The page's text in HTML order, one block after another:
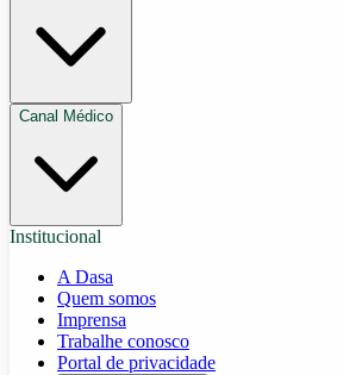
Canal Médico
Institucional
A Dasa
Quem somos
Imprensa
Trabalhe conosco
Portal de privacidade